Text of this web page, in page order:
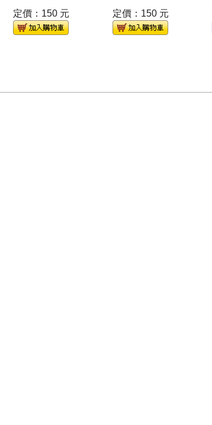
定價：150 元 定價：150 元